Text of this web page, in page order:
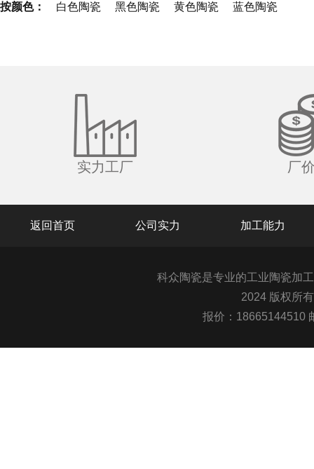
按颜色： 白色陶瓷 黑色陶瓷 黄色陶瓷 蓝色陶瓷
实力工厂 厂
返回首页 公司实力 加工能力
科众陶瓷是专业的工业陶瓷加
2024 版权所
报价：18665144510